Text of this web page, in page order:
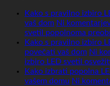
Kako s pravilno izbiro
vaš dom Ni
svetil popolnoma
Kako s pravilno izbiro
povečati vaš dom Ni
izbiro LED svetil
Kako izbrati popolna
vašem domu Ni